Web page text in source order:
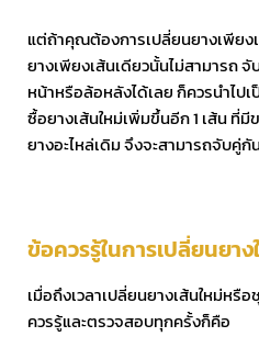
แต่ถ้าคุณต้องการเปลี่ยนยางเพียง
ยางเพียงเส้นเดียวนั้นไม่สามารถ
หน้าหรือล้อหลังได้เลย ก็ควรนำไป
ซื้อยางเส้นใหม่เพิ่มขึ้นอีก 1 เส้น ที่
ยางอะไหล่เดิม จึงจะสามารถจับคู่กั
ข้อควรรู้ในการเปลี่ยนยาง
เมื่อถึงเวลาเปลี่ยนยางเส้นใหม่ห
ควรรู้และตรวจสอบทุกครั้งก็คือ